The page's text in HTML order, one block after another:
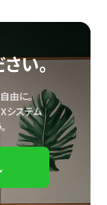
い。
由に。
システム